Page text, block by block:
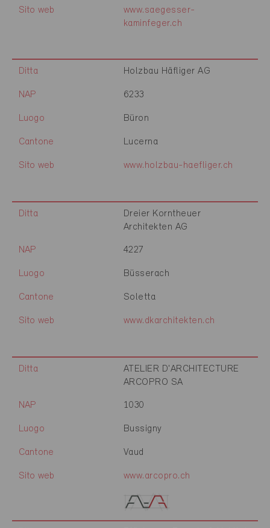
Sito web
www.saegesser-
kaminfeger.ch
Ditta Holzbau Häfliger AG
NAP 6233
Luogo Büron
Cantone Lucerna
Sito web www.holzbau-haefliger.ch
Ditta
Dreier Korntheuer
Architekten AG
NAP 4227
Luogo Büsserach
Cantone Soletta
Sito web www.dkarchitekten.ch
Ditta
ATELIER D'ARCHITECTURE
ARCOPRO SA
NAP 1030
Luogo Bussigny
Cantone Vaud
Sito web www.arcopro.ch